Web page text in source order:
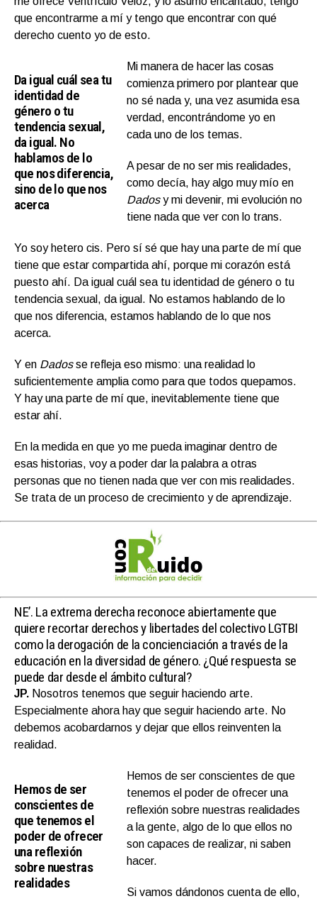
que encontrarme a mí y tengo que encontrar con qué
derecho cuento yo de esto.
Da igual cuál sea tu
identidad de
género o tu
tendencia sexual,
da igual. No
hablamos de lo
que nos diferencia,
sino de lo que nos
acerca
Mi manera de hacer las cosas
comienza primero por plantear que
no sé nada y, una vez asumida esa
verdad, encontrándome yo en
cada uno de los temas.
A pesar de no ser mis realidades,
como decía, hay algo muy mío en
Dadosy mi devenir, mi evolución no
tiene nada que ver con lo trans.
Yo soy hetero cis. Pero sí sé que hay una parte de mí que
tiene que estar compartida ahí, porque mi corazón está
puesto ahí. Da igual cuál sea tu identidad de género o tu
tendencia sexual, da igual. No estamos hablando de lo
que nos diferencia, estamos hablando de lo que nos
acerca.
Y en Dadosse refleja eso mismo: una realidad lo
suficientemente amplia como para que todos quepamos.
Y hay una parte de mí que, inevitablemente tiene que
estar ahí.
En la medida en que yo me pueda imaginar dentro de
esas historias, voy a poder dar la palabra a otras
personas que no tienen nada que ver con mis realidades.
Se trata de un proceso de crecimiento y de aprendizaje.
NE’. La extrema derecha reconoce abiertamente que
quiere recortar derechos y libertades del colectivo LGTBI
como la derogación de la concienciación a través de la
educación en la diversidad de género. ¿Qué respuesta se
puede dar desde el ámbito cultural?
JP. Nosotros tenemos que seguir haciendo arte.
Especialmente ahora hay que seguir haciendo arte. No
debemos acobardarnos y dejar que ellos reinventen la
realidad.
Hemos de ser
conscientes de
que tenemos el
poder de ofrecer
una reflexión
sobre nuestras
realidades
Hemos de ser conscientes de que
tenemos el poder de ofrecer una
reflexión sobre nuestras realidades
a la gente, algo de lo que ellos no
son capaces de realizar, ni saben
hacer.
Si vamos dándonos cuenta de ello,